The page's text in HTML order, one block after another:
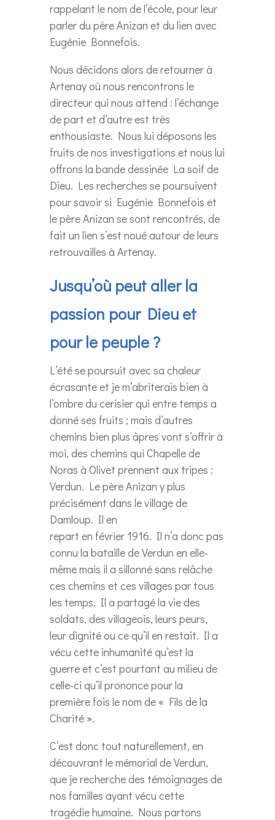
rappelant le nom de l’école, pour leur
parler du père Anizan et du lien avec
Eugénie Bonnefois.
Nous décidons alors de retourner à
Artenay où nous rencontrons le
directeur qui nous attend : l’échange
de part et d’autre est très
enthousiaste. Nous lui déposons les
fruits de nos investigations et nous lui
offrons la bande dessinée La soif de
Dieu. Les recherches se poursuivent
pour savoir si Eugénie Bonnefois et
le père Anizan se sont rencontrés, de
fait un lien s’est noué autour de leurs
retrouvailles à Artenay.
Jusqu’où peut aller la
passion pour Dieu et
pour le peuple ?
L’été se poursuit avec sa chaleur
écrasante et je m’abriterais bien à
l’ombre du cerisier qui entre temps a
donné ses fruits ; mais d’autres
chemins bien plus âpres vont s’offrir à
moi, des chemins qui Chapelle de
Noras à Olivet prennent aux tripes :
Verdun. Le père Anizan y plus
précisément dans le village de
Damloup. Il en
repart en février 1916. Il n’a donc pas
connu la bataille de Verdun en elle-
même mais il a sillonné sans relâche
ces chemins et ces villages par tous
les temps. Il a partagé la vie des
soldats, des villageois, leurs peurs,
leur dignité ou ce qu’il en restait. Il a
vécu cette inhumanité qu’est la
guerre et c’est pourtant au milieu de
celle-ci qu’il prononce pour la
première fois le nom de « Fils de la
Charité ».
C’est donc tout naturellement, en
découvrant le mémorial de Verdun,
que je recherche des témoignages de
nos familles ayant vécu cette
tragédie humaine. Nous partons